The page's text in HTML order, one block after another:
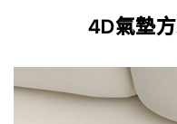
4D氣墊